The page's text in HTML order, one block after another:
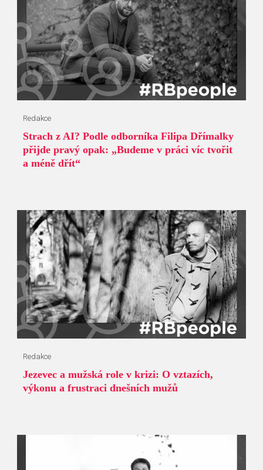
Redakce
Strach z AI? Podle odborníka Filipa Dřímalky
přijde pravý opak: „Budeme v práci víc tvořit
a méně dřít“
Redakce
Jezevec a mužská role v krizi: O vztazích,
výkonu a frustraci dnešních mužů